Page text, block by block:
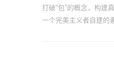
打破“包”的概念，构建
一个完美主义者自建的